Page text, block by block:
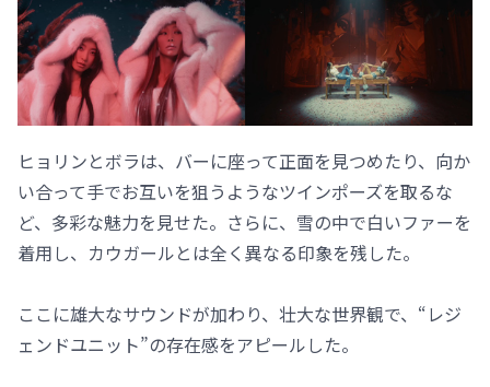
ヒョリンとボラは、バーに座って正面を見つめたり、向か
い合って手でお互いを狙うようなツインポーズを取るな
ど、多彩な魅力を見せた。さらに、雪の中で白いファーを
着用し、カウガールとは全く異なる印象を残した。
ここに雄大なサウンドが加わり、壮大な世界観で、“レジ
ェンドユニット”の存在感をアピールした。